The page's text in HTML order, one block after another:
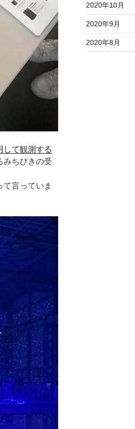
して観測する
みちびきの受
て言っていま
2020年10月
2020年9月
2020年8月